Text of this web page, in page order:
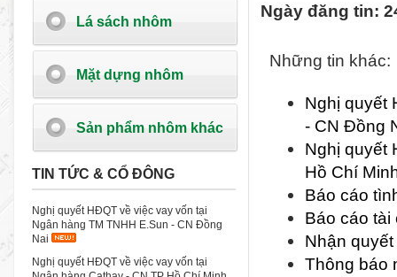
Lá sách nhôm
Mặt dựng nhôm
Sản phẩm nhôm khác
TIN TỨC & CỔ ĐÔNG
Nghị quyết HĐQT về việc vay vốn tại
Ngân hàng TM TNHH E.Sun - CN Đồng
Nai
Nghị quyết HĐQT về việc vay vốn tại
Ngày đăng tin:
Những tin khác:
Nghị quyết
- CN Đồng
Nghị quyết
Hồ Chí
Báo cáo
Báo cáo
Nhận
Thông báo